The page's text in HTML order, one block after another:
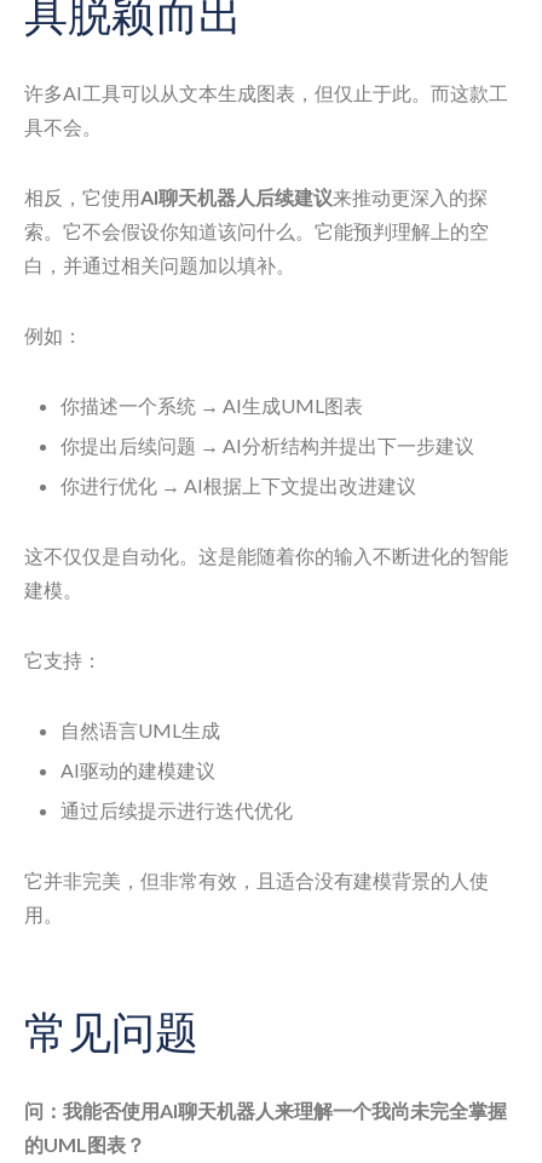
具脱颖而出
许多AI工具可以从文本生成图表，但仅止于此。而这款工
具不会。
相反，它使用AI聊天机器人后续建议来推动更深入的探
索。它不会假设你知道该问什么。它能预判理解上的空
白，并通过相关问题加以填补。
例如：
你描述一个系统 → AI生成UML图表
你提出后续问题 → AI分析结构并提出下一步建议
你进行优化 → AI根据上下文提出改进建议
这不仅仅是自动化。这是能随着你的输入不断进化的智能
建模。
它支持：
自然语言UML生成
AI驱动的建模建议
通过后续提示进行迭代优化
它并非完美，但非常有效，且适合没有建模背景的人使
用。
常见问题
问：我能否使用AI聊天机器人来理解一个我尚未完全掌握
的UML图表？